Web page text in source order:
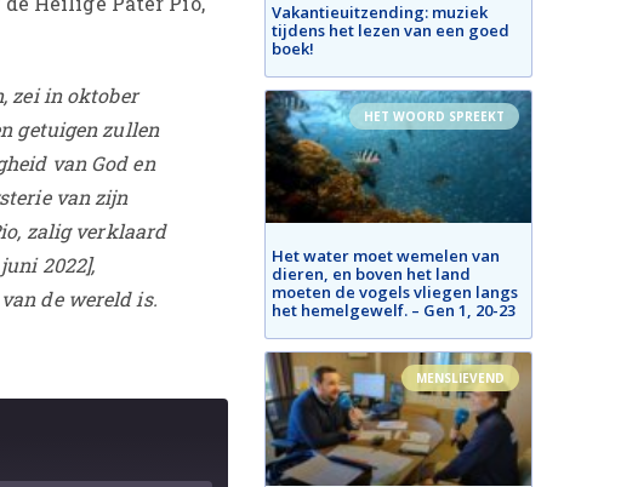
zei in oktober
getuigen zullen
van God en
van zijn
zalig verklaard
2022],
de wereld is.
Vakantieuitzending: muziek
tijdens het lezen van een goed
boek!
HET WOORD SPREEKT
Het water moet wemelen van
dieren, en boven het land
moeten de vogels vliegen langs
het hemelgewelf. – Gen 1, 20-23
MENSLIEVEND